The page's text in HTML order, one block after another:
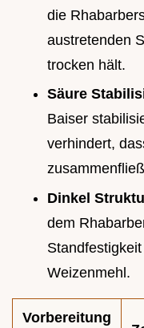
die
austretenden
trocken hält.
Säure
Baiser
verhindert,
Dinkel
dem
Weizenmehl.
Vorbereitung